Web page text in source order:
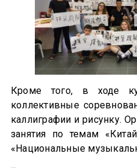
Кроме того, в ходе
коллективные
каллиграфии и рисунку.
занятия по темам
«Национальные